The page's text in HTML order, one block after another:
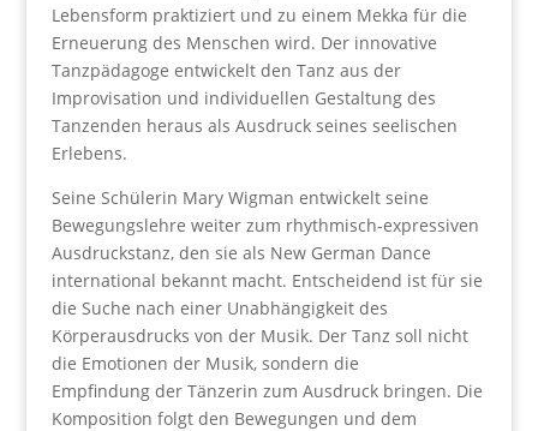
Lebensform praktiziert und zu einem Mekka für die
Erneuerung des Menschen wird. Der innovative
Tanzpädagoge entwickelt den Tanz aus der
Improvisation und individuellen Gestaltung des
Tanzenden heraus als Ausdruck seines seelischen
Erlebens.
Seine Schülerin Mary Wigman entwickelt seine
Bewegungslehre weiter zum rhythmisch-expressiven
Ausdruckstanz, den sie als New German Dance
international bekannt macht. Entscheidend ist für sie
die Suche nach einer Unabhängigkeit des
Körperausdrucks von der Musik. Der Tanz soll nicht
die Emotionen der Musik, sondern die
Empfindung der Tänzerin zum Ausdruck bringen. Die
Komposition folgt den Bewegungen und dem